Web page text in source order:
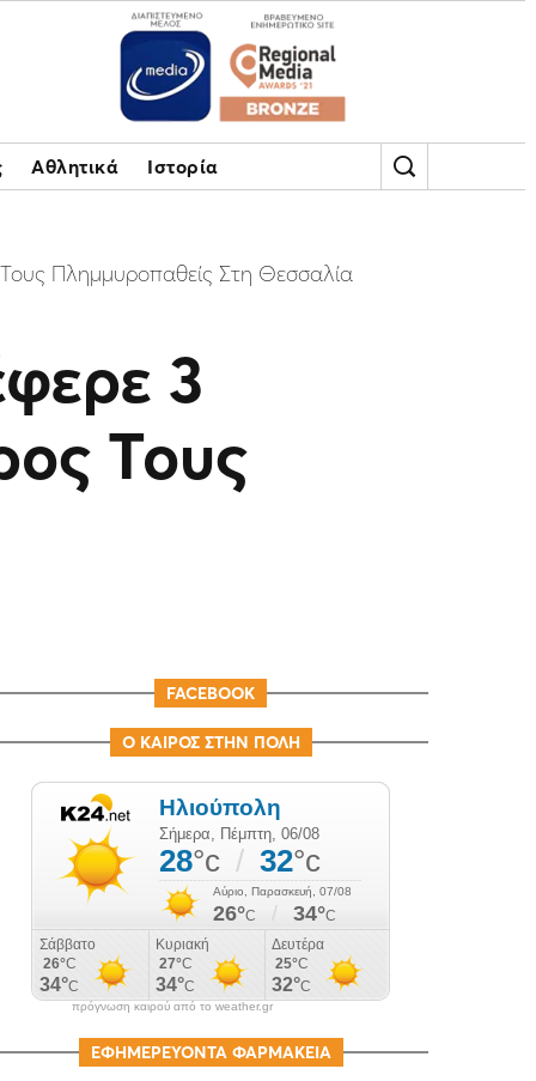
Αθλητικά Ιστορία
Πλημμυροπαθείς Στη Θεσσαλία
3
Τους
FACEBOOK
Ο ΚΑΙΡΟΣ ΣΤΗΝ ΠΟΛΗ
πρόγνωση καιρού από το weather.gr
ΕΦΗΜΕΡΕΥΟΝΤΑ ΦΑΡΜΑΚΕΙΑ